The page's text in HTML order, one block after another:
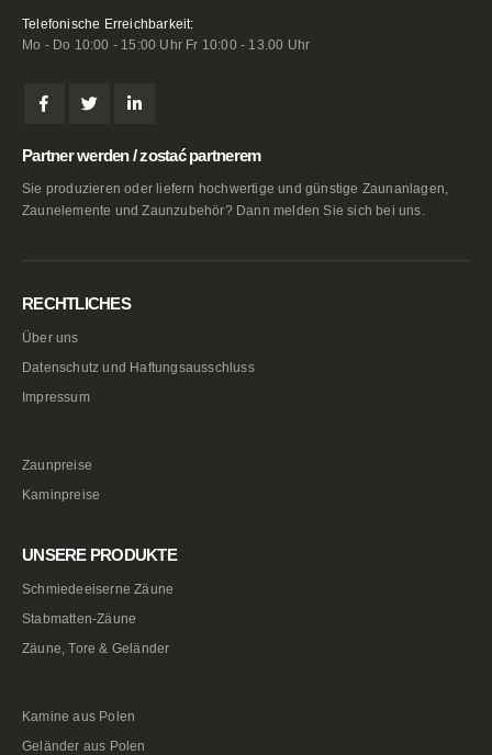
Telefonische Erreichbarkeit:
Mo - Do 10:00 - 15:00 Uhr Fr 10:00 - 13.00 Uhr
Partner werden / zostać partnerem
Sie produzieren oder liefern hochwertige und günstige Zaunanlagen,
Zaunelemente und Zaunzubehör? Dann melden Sie sich bei uns.
RECHTLICHES
Über uns
Datenschutz und Haftungsausschluss
Impressum
Zaunpreise
Kaminpreise
UNSERE PRODUKTE
Schmiedeeiserne Zäune
Stabmatten-Zäune
Zäune, Tore & Geländer
Kamine aus Polen
Geländer aus Polen